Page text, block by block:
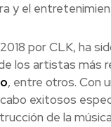
y el
por CLK, ha
los artistas más
, entre otros. Con
exitosos
de la